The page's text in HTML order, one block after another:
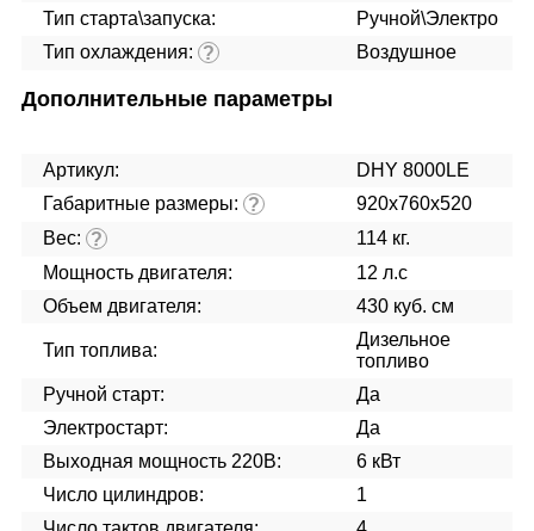
Тип старта\запуска:
Ручной\Электро
Тип охлаждения: ? Воздушное
Дополнительные параметры
Артикул:
DHY 8000LE
Габаритные размеры: ?
920x760x520
Вес: ?
114 кг.
Мощность двигателя:
12 л.с
Объем двигателя:
430 куб. см
Тип топлива:
Дизельное
топливо
Ручной старт:
Да
Электростарт:
Да
Выходная мощность 220В:
6 кВт
Число цилиндров:
1